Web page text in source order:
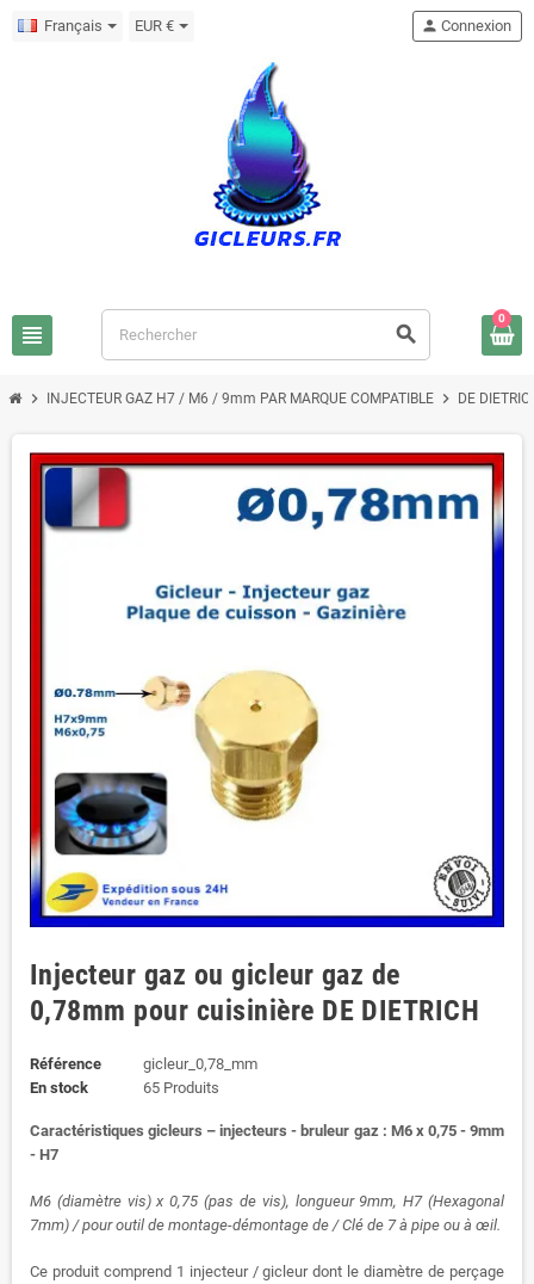
Français EUR €
view_headline search
person Connexion
0
chevron_right INJECTEUR GAZ H7 / M6 / 9mm PAR MARQUE COMPATIBLE chevron_right DE
Injecteur gaz ou gicleur gaz de
0,78mm pour cuisinière DE DIETRICH
Référence
gicleur_0,78_mm
En stock
65 Produits
Caractéristiques gicleurs – injecteurs - bruleur gaz : M6 x 0,75 - 9mm
- H7
M6 (diamètre vis) x 0,75 (pas de vis), longueur 9mm, H7 (Hexagonal
7mm) / pour outil de montage-démontage de / Clé de 7 à pipe ou à œil.
Ce produit comprend 1 injecteur / gicleur dont le diamètre de perçage